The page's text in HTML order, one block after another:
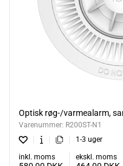
Optisk røg-/varmealarm,
Varenummer: R200ST-N1
1-3 uger
inkl. moms ekskl. moms